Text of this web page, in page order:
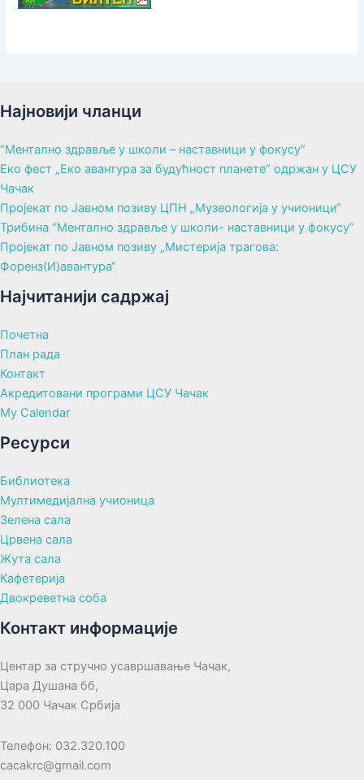
Најновији чланци
“Ментално здравље у школи – наставници у фокусу“
Еко фест „Еко авантура за будућност планете“ одржан у ЦСУ
Чачак
Пројекат по Јавном позиву ЦПН „Музеологија у учионици“
Трибина “Ментално здравље у школи- наставници у фокусу“
Пројекат по Јавном позиву „Мистерија трагова:
Форенз(И)авантура“
Најчитанији садржај
Почетна
План рада
Контакт
Акредитовани програми ЦСУ Чачак
My Calendar
Ресурси
Библиотека
Мултимедијална учионица
Зелена сала
Црвена сала
Жута сала
Кафетерија
Двокреветна соба
Контакт информације
Центар за стручно усавршавање Чачак,
Цара Душана бб,
32 000 Чачак Србија
Телефон: 032.320.100
cacakrc@gmail.com